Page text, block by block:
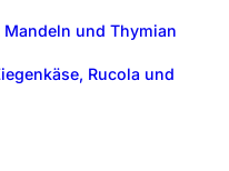
und Thymian
Rucola und